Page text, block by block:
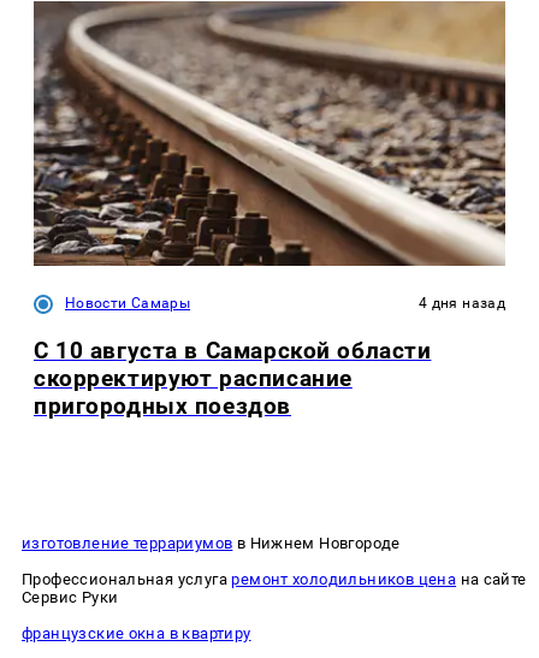
Новости Самары 4 дня назад
С 10 августа в Самарской области
скорректируют расписание
пригородных поездов
изготовление террариумов в Нижнем Новгороде
Профессиональная услугаремонт холодильников цена на сайте
Сервис Руки
французские окна в квартиру